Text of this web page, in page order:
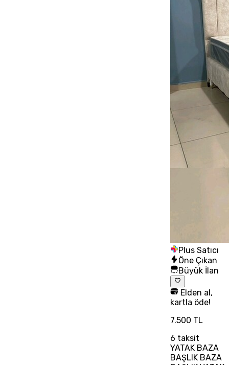
Plus Satıcı
Öne Çıkan
Büyük İlan
Elden al,
kartla öde!
7.500 TL
6 taksit
YATAK BAZA
BAŞLIK BAZA